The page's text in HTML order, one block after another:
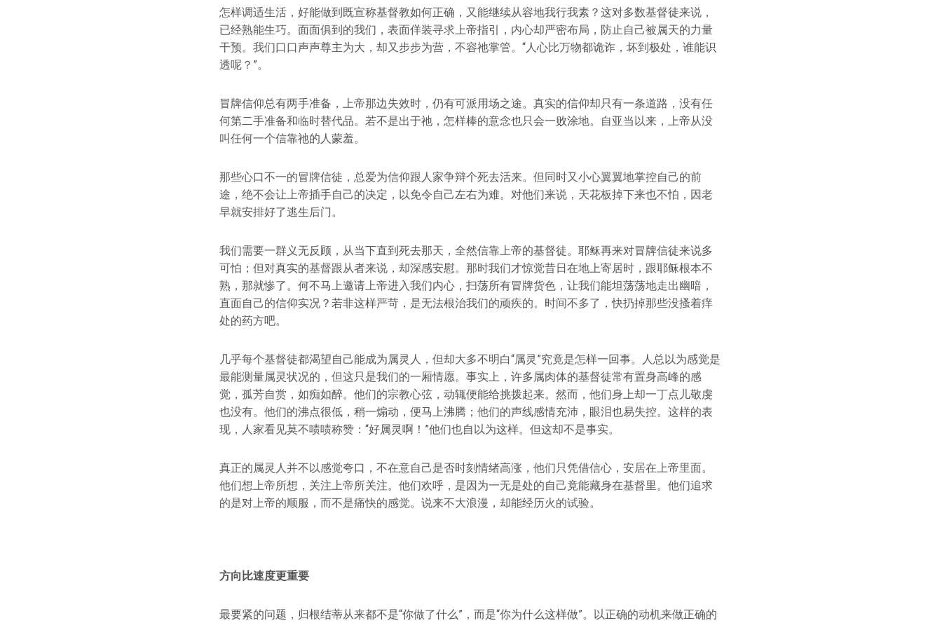
怎样调适生活，好能做到既宣称基督教如何正确，又能继续从容地我行我素？这对多数基督徒来说，
已经熟能生巧。面面俱到的我们，表面佯装寻求上帝指引，内心却严密布局，防止自己被属天的力量
干预。我们口口声声尊主为大，却又步步为营，不容祂掌管。“人心比万物都诡诈，坏到极处，谁能识
透呢？”。
冒牌信仰总有两手准备，上帝那边失效时，仍有可派用场之途。真实的信仰却只有一条道路，没有任
何第二手准备和临时替代品。若不是出于祂，怎样棒的意念也只会一败涂地。自亚当以来，上帝从没
叫任何一个信靠祂的人蒙羞。
那些心口不一的冒牌信徒，总爱为信仰跟人家争辩个死去活来。但同时又小心翼翼地掌控自己的前
途，绝不会让上帝插手自己的决定，以免令自己左右为难。对他们来说，天花板掉下来也不怕，因老
早就安排好了逃生后门。
我们需要一群义无反顾，从当下直到死去那天，全然信靠上帝的基督徒。耶稣再来对冒牌信徒来说多
可怕；但对真实的基督跟从者来说，却深感安慰。那时我们才惊觉昔日在地上寄居时，跟耶稣根本不
熟，那就惨了。何不马上邀请上帝进入我们内心，扫荡所有冒牌货色，让我们能坦荡荡地走出幽暗，
直面自己的信仰实况？若非这样严苛，是无法根治我们的顽疾的。时间不多了，快扔掉那些没搔着痒
处的药方吧。
几乎每个基督徒都渴望自己能成为属灵人，但却大多不明白“属灵”究竟是怎样一回事。人总以为感觉是
最能测量属灵状况的，但这只是我们的一厢情愿。事实上，许多属肉体的基督徒常有置身高峰的感
觉，孤芳自赏，如痴如醉。他们的宗教心弦，动辄便能给挑拨起来。然而，他们身上却一丁点儿敬虔
也没有。他们的沸点很低，稍一煽动，便马上沸腾；他们的声线感情充沛，眼泪也易失控。这样的表
现，人家看见莫不啧啧称赞：“好属灵啊！”他们也自以为这样。但这却不是事实。
真正的属灵人并不以感觉夸口，不在意自己是否时刻情绪高涨，他们只凭借信心，安居在上帝里面。
他们想上帝所想，关注上帝所关注。他们欢呼，是因为一无是处的自己竟能藏身在基督里。他们追求
的是对上帝的顺服，而不是痛快的感觉。说来不大浪漫，却能经历火的试验。
方向比速度更重要
最要紧的问题，归根结蒂从来都不是“你做了什么”，而是“你为什么这样做”。以正确的动机来做正确的